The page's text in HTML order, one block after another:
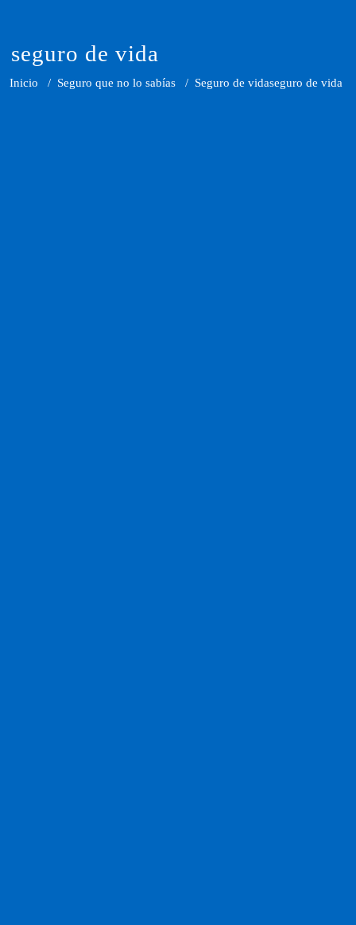
contenido
seguro de vida
Inicio / Seguro que no lo sabías / Seguro de vidaseguro de vida